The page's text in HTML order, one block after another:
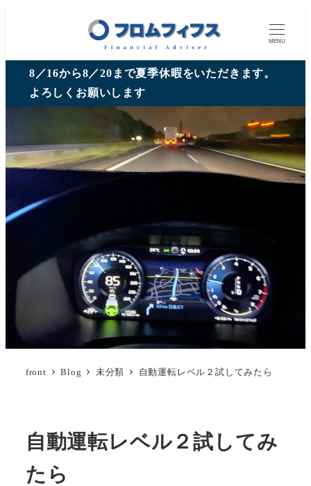
MENU
8／16から8／20まで夏季休暇をいただきます。
よろしくお願いします
front Blog 未分類 自動運転レベル２試してみたら
自動運転レベル２試してみ
たら